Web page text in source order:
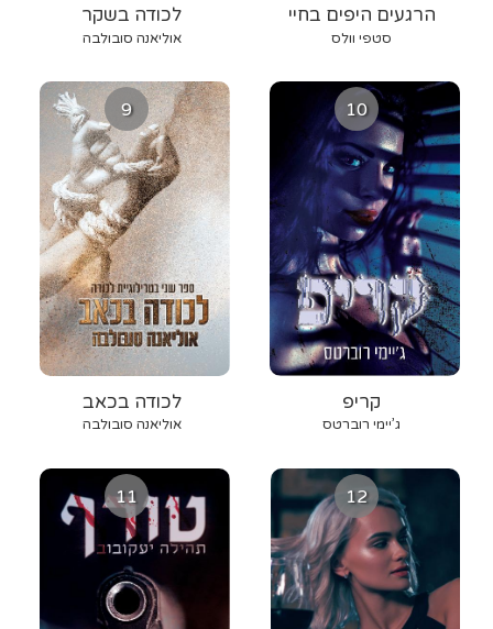
לכודה בשקר
אוליאנה סובולבה
הרגעים היפים בחיי
סטפי וולס
9
לכודה בכאב
אוליאנה סובולבה
10
קריפ
ג’יימי רוברטס
11 12